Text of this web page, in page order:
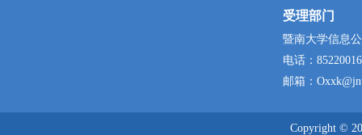
受理部门
暨南大学信息
电话： 85220016
邮箱：
Copyright ©